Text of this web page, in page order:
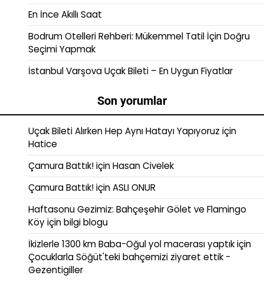
En İnce Akıllı Saat
Bodrum Otelleri Rehberi: Mükemmel Tatil İçin Doğru
Seçimi Yapmak
İstanbul Varşova Uçak Bileti – En Uygun Fiyatlar
Son yorumlar
Uçak Bileti Alırken Hep Aynı Hatayı Yapıyoruz için
Hatice
Çamura Battık!içinHasan Civelek
Çamura Battık!içinASLI ONUR
Haftasonu Gezimiz: Bahçeşehir Gölet ve Flamingo
Köyiçinbilgi blogu
İkizlerle 1300 km Baba-Oğul yol macerası yaptıkiçin
Çocuklarla Söğüt'teki bahçemizi ziyaret ettik -
Gezentigiller